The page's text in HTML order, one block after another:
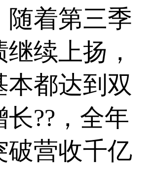
随着第三季
续上扬，
本都达到双
??，全年
破营收千亿